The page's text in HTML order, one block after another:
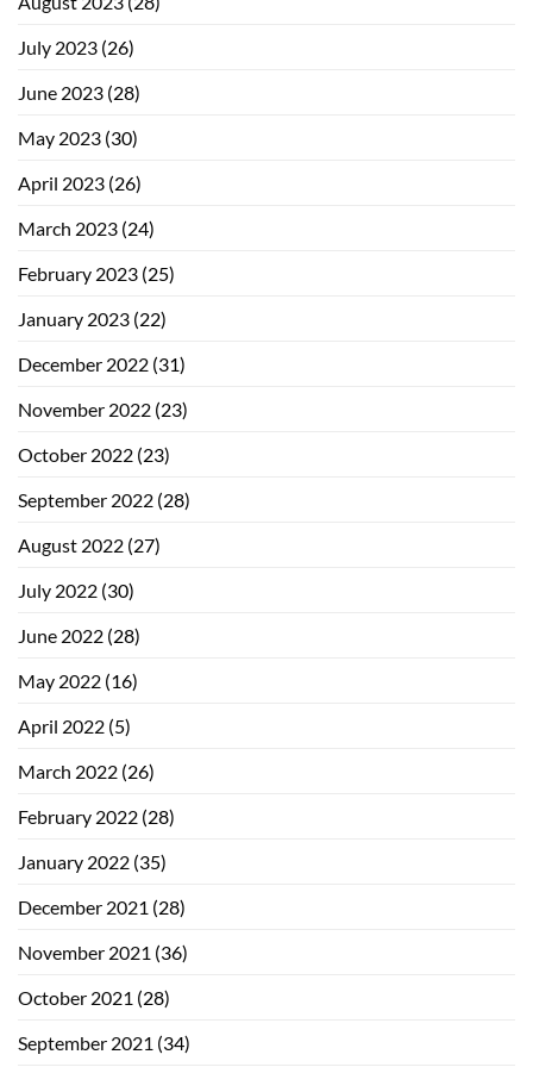
July 2023 (26)
June 2023 (28)
May 2023 (30)
April 2023 (26)
March 2023 (24)
February 2023 (25)
January 2023 (22)
December 2022 (31)
November 2022 (23)
October 2022 (23)
September 2022 (28)
August 2022 (27)
July 2022 (30)
June 2022 (28)
May 2022 (16)
April 2022 (5)
March 2022 (26)
February 2022 (28)
January 2022 (35)
December 2021 (28)
November 2021 (36)
October 2021 (28)
September 2021 (34)